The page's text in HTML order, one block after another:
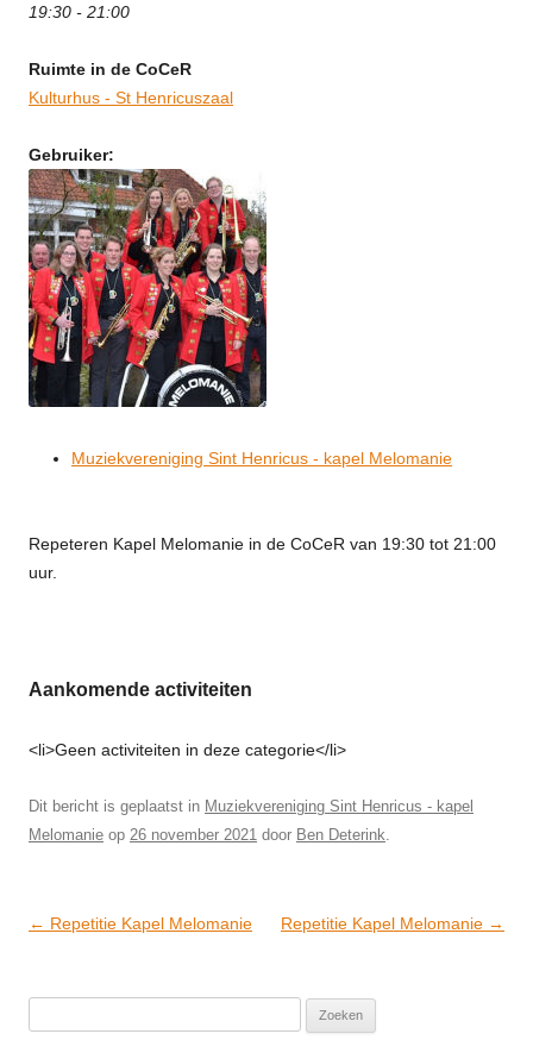
19:30 - 21:00
Ruimte in de CoCeR
Kulturhus - St Henricuszaal
Gebruiker:
Muziekvereniging Sint Henricus - kapel Melomanie
Repeteren Kapel Melomanie in de CoCeR van 19:30 tot 21:00
uur.
Aankomende activiteiten
<li>Geen activiteiten in deze categorie</li>
Dit bericht is geplaatst in Muziekvereniging Sint Henricus - kapel
Melomanie op 26 november 2021 door Ben Deterink
Post
← Repetitie Kapel Melomanie Repetitie Kapel Melomanie →